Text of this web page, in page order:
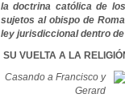
la doctrina católica de
sujetos al obispo de
ley jurisdiccional dentro
SU VUELTA A LA
Casando a Francisco y
Gerard